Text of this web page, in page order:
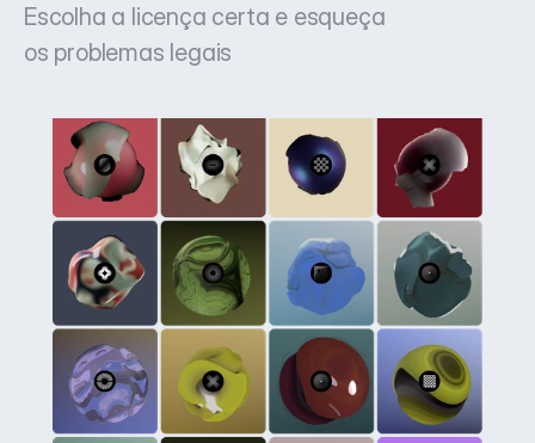
Escolha a licença certa e esqueça
os problemas legais